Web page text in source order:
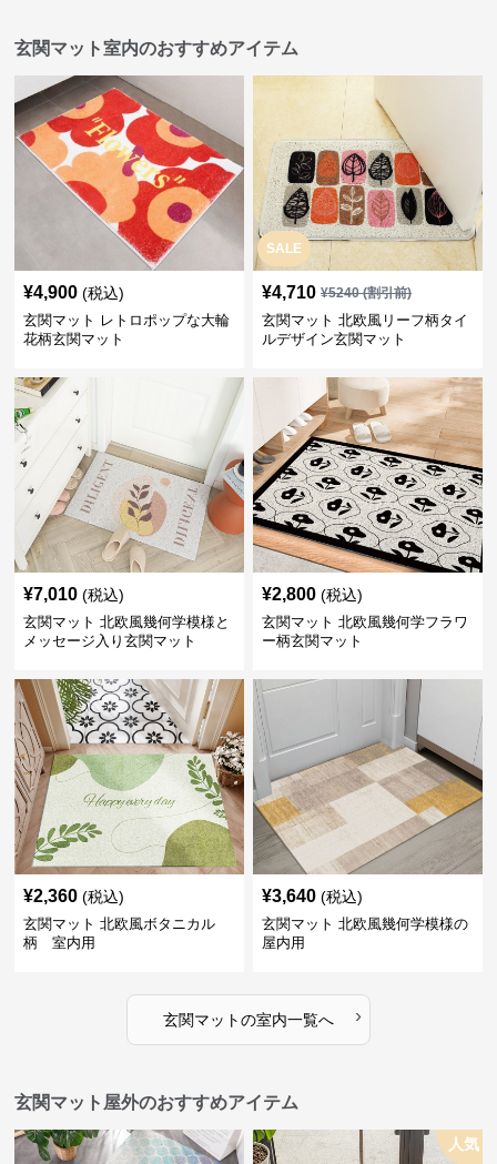
玄関マット室内のおすすめアイテム
¥4,900 (税込)
玄関マット レトロポップな大輪
花柄玄関マット
SALE
¥4,710 ¥5240(割引前)
玄関マット 北欧風リーフ柄タイ
ルデザイン玄関マット
¥7,010 (税込)
玄関マット 北欧風幾何学模様と
メッセージ入り玄関マット
¥2,800 (税込)
玄関マット 北欧風幾何学フラワ
ー柄玄関マット
¥2,360 (税込)
玄関マット 北欧風ボタニカル
柄 室内用
¥3,640 (税込)
玄関マット 北欧風幾何学模様の
屋内用
玄関マットの室内一覧へ ›
玄関マット屋外のおすすめアイテム
人気